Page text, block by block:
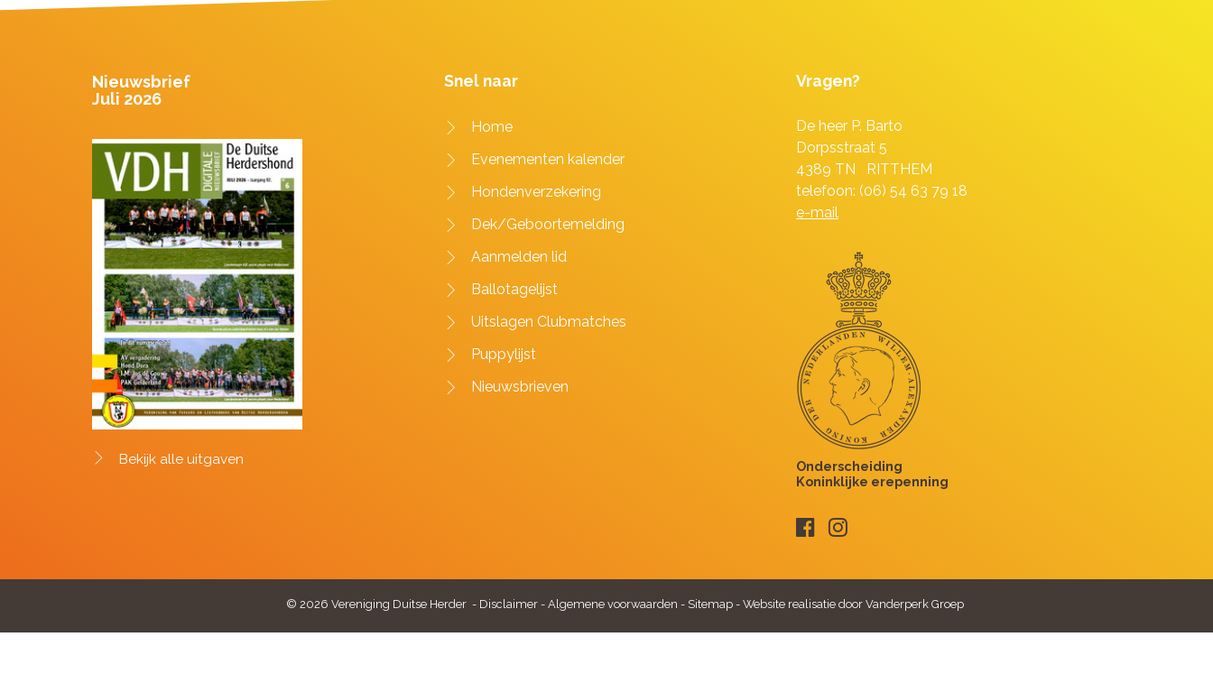
Nieuwsbrief
Juli 2026
Bekijk alle uitgaven
Snel naar
Home
Evenementen kalender
Hondenverzekering
Dek/Geboortemelding
Aanmelden lid
Ballotagelijst
Uitslagen Clubmatches
Puppylijst
Nieuwsbrieven
Vragen?
De heer P. Barto
Dorpsstraat 5
4389 TN RITTHEM
telefoon: (06) 54 63 79 18
e-mail
© 2026 Vereniging Duitse Herder - Disclaimer- Algemene voorwaarden - Sitemap- Website realisatie door Vanderperk Groep